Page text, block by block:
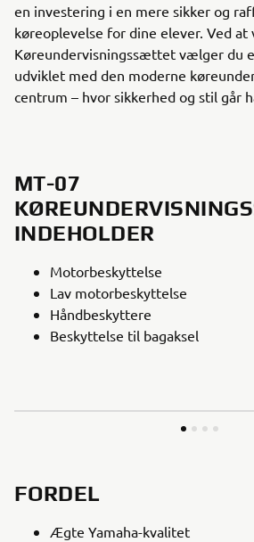
en investering i en mere sikker og
køreoplevelse for dine elever. Ved at
Køreundervisningssættet vælger du
udviklet med den moderne
centrum – hvor sikkerhed og stil går
MT-07
INDEHOLDER
Motorbeskyttelse
Lav motorbeskyttelse
Håndbeskyttere
Beskyttelse til bagaksel
FORDEL
Ægte Yamaha-kvalitet